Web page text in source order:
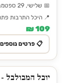
📅 שלישי, 29 ספטמבר ⏰ 10:00
📍 היכל התרבות
109 ₪
📋 פרטים נוספים
יובל המבולבל